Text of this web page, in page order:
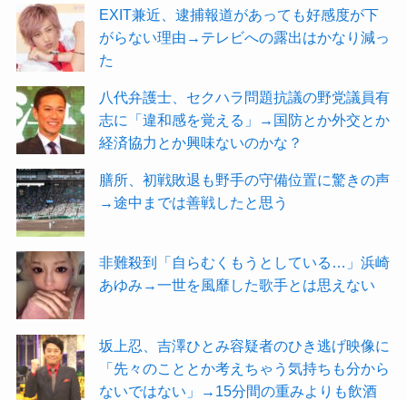
EXIT兼近、逮捕報道があっても好感度が下
がらない理由→テレビへの露出はかなり減っ
た
八代弁護士、セクハラ問題抗議の野党議員有
志に「違和感を覚える」→国防とか外交とか
経済協力とか興味ないのかな？
膳所、初戦敗退も野手の守備位置に驚きの声
→途中までは善戦したと思う
非難殺到「自らむくもうとしている…」浜崎
あゆみ→一世を風靡した歌手とは思えない
坂上忍、吉澤ひとみ容疑者のひき逃げ映像に
「先々のこととか考えちゃう気持ちも分から
ないではない」→15分間の重みよりも飲酒